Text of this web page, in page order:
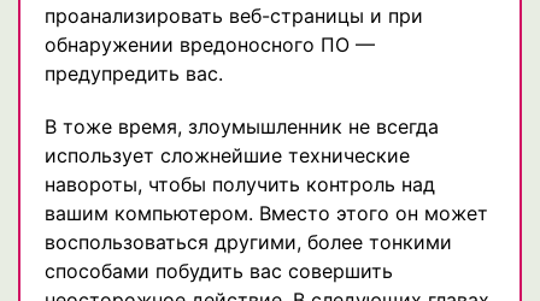
проанализировать веб-страницы и при
обнаружении вредоносного ПО —
предупредить вас.
В тоже время, злоумышленник не всегда
использует сложнейшие технические
навороты, чтобы получить контроль над
вашим компьютером. Вместо этого он может
воспользоваться другими, более тонкими
способами побудить вас совершить